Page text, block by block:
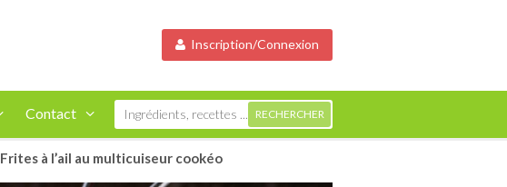
Inscription/Connexion
Contact
Frites à l’ail au multicuiseur cookéo